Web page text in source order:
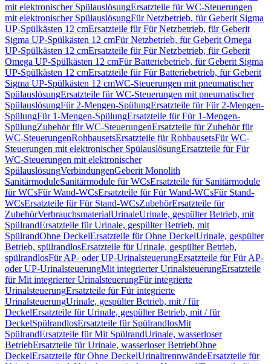
mit elektronischer SpülauslösungErsatzteile für WC-Steuerungen
mit elektronischer SpülauslösungFür Netzbetrieb, für Geberit Sigma
UP-Spülkästen 12 cmErsatzteile für Für Netzbetrieb, für Geberit
Sigma UP-Spülkästen 12 cmFür Netzbetrieb, für Geberit Omega
UP-Spülkästen 12 cmErsatzteile für Für Netzbetrieb, für Geberit
Omega UP-Spülkästen 12 cmFür Batteriebetrieb, für Geberit Sigma
UP-Spülkästen 12 cmErsatzteile für Für Batteriebetrieb, für Geberit
Sigma UP-Spülkästen 12 cmWC-Steuerungen mit pneumatischer
SpülauslösungErsatzteile für WC-Steuerungen mit pneumatischer
SpülauslösungFür 2-Mengen-SpülungErsatzteile für Für 2-Mengen-
SpülungFür 1-Mengen-SpülungErsatzteile für Für 1-Mengen-
SpülungZubehör für WC-SteuerungenErsatzteile für Zubehör für
WC-SteuerungenRohbausetsErsatzteile für RohbausetsFür WC-
Steuerungen mit elektronischer SpülauslösungErsatzteile für Für
WC-Steuerungen mit elektronischer
SpülauslösungVerbindungenGeberit Monolith
SanitärmoduleSanitärmodule für WCsErsatzteile für Sanitärmodule
für WCsFür Wand-WCsErsatzteile für Für Wand-WCsFür Stand-
WCsErsatzteile für Für Stand-WCsZubehörErsatzteile für
ZubehörVerbrauchsmaterialUrinaleUrinale, gespülter Betrieb, mit
SpülrandErsatzteile für Urinale, gespülter Betrieb, mit
SpülrandOhne DeckelErsatzteile für Ohne DeckelUrinale, gespülter
Betrieb, spülrandlosErsatzteile für Urinale, gespülter Betrieb,
spülrandlosFür AP- oder UP-UrinalsteuerungErsatzteile für Für AP-
oder UP-UrinalsteuerungMit integrierter UrinalsteuerungErsatzteile
für Mit integrierter UrinalsteuerungFür integrierte
UrinalsteuerungErsatzteile für Für integrierte
UrinalsteuerungUrinale, gespülter Betrieb, mit / für
DeckelErsatzteile für Urinale, gespülter Betrieb, mit / für
DeckelSpülrandlosErsatzteile für SpülrandlosMit
SpülrandErsatzteile für Mit SpülrandUrinale, wasserloser
BetriebErsatzteile für Urinale, wasserloser BetriebOhne
DeckelErsatzteile für Ohne DeckelUrinaltrennwändeErsatzteile für